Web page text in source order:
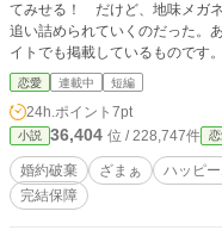
てみせる！ だけど、地味メガ
追い詰められていくのだった。あ
イトでも掲載しているものです。
恋愛 連載中 短編
24h.ポイント 7pt
小説 36,404 位 / 228,747件
婚約破棄 ざまぁ ハッピ
完結保障